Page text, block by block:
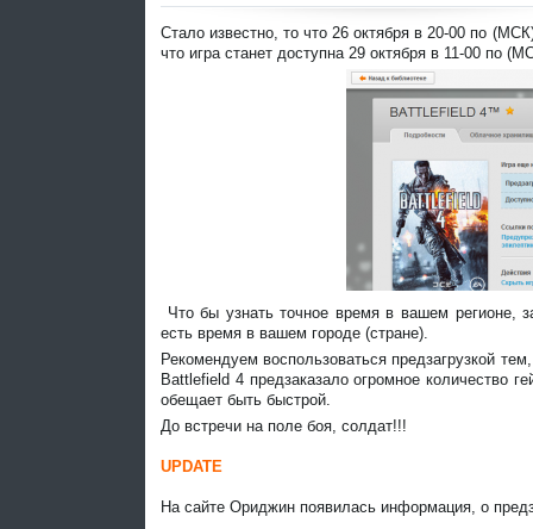
Стало известно, то что 26 октября в 20-00 по
что игра станет доступна 29 октября в 11-00 по
Что бы узнать точное время в вашем регионе,
есть время в вашем городе (стране).
Рекомендуем воспользоваться предзагрузкой
Battlefield 4 предзаказало огромное количество
обещает быть быстрой.
До встречи на поле боя, солдат!!!
UPDATE
На сайте Ориджин появилась информация, о